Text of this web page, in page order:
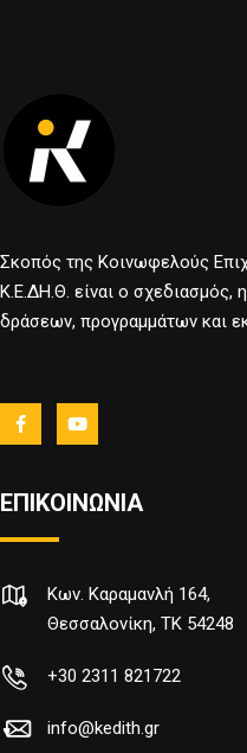
Σκοπός της Κοινωφελούς
Κ.Ε.ΔΗ.Θ. είναι ο σχεδιασμός,
δράσεων, προγραμμάτων και
ΕΠΙΚΟΙΝΩΝΙΑ
Κων. Καραμανλή 164,
Θεσσαλονίκη, TK 54248
+30 2311 821722
info@kedith.gr